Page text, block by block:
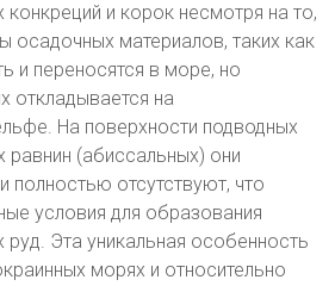
и корок несмотря на то,
материалов, таких как
и переносятся в море, но
откладывается на
На поверхности подводных
равнин (абиссальных) они
полностью отсутствуют, что
условия для образования
Эта уникальная особенность
морях и относительно